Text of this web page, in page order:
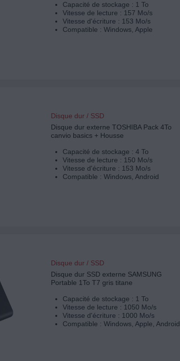
Capacité de stockage : 1 To
Vitesse de lecture : 157 Mo/s
Vitesse d'écriture : 153 Mo/s
Compatible : Windows, Apple
Disque dur / SSD
Disque dur externe TOSHIBA Pack 4To
canvio basics + Housse
Capacité de stockage : 4 To
Vitesse de lecture : 150 Mo/s
Vitesse d'écriture : 153 Mo/s
Compatible : Windows, Android
Disque dur / SSD
Disque dur SSD externe SAMSUNG
Portable 1To T7 gris titane
Capacité de stockage : 1 To
Vitesse de lecture : 1050 Mo/s
Vitesse d'écriture : 1000 Mo/s
Compatible : Windows, Apple, Android